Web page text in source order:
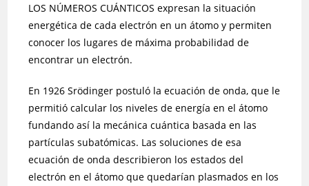
LOS NÚMEROS CUÁNTICOS expresan la situación
energética de cada electrón en un átomo y permiten
conocer los lugares de máxima probabilidad de
encontrar un electrón.
En 1926 Srödinger postuló la ecuación de onda, que le
permitió calcular los niveles de energía en el átomo
fundando así la mecánica cuántica basada en las
partículas subatómicas. Las soluciones de esa
ecuación de onda describieron los estados del
electrón en el átomo que quedarían plasmados en los